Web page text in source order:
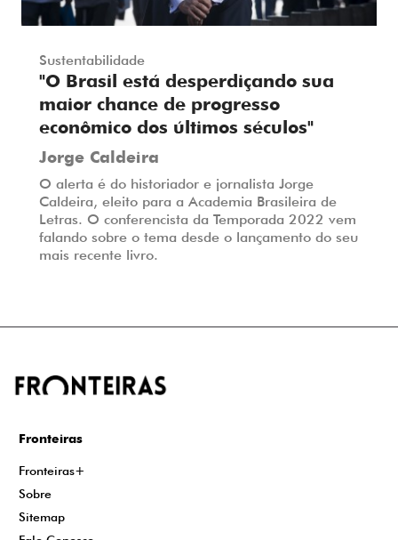
Sustentabilidade
"O Brasil está desperdiçando sua
maior chance de progresso
econômico dos últimos séculos"
Jorge Caldeira
O alerta é do historiador e jornalista Jorge
Caldeira, eleito para a Academia Brasileira de
Letras. O conferencista da Temporada 2022 vem
falando sobre o tema desde o lançamento do seu
mais recente livro.
Fronteiras
Fronteiras+
Sobre
Sitemap